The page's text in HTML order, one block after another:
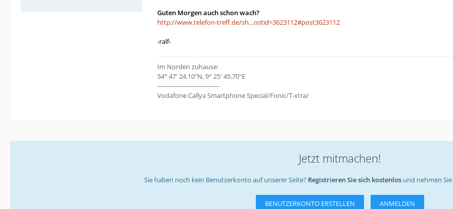
Guten Morgen auch schon wach?
http://www.telefon-treff.de/sh…ostid=3623112#post3623112
-ralf-
Im Norden zuhause:
54° 47' 24.10"N, 9° 25' 45.70"E
-------------------------------
Vodafone Callya Smartphone Special/Fonic/T-xtra/
Jetzt mitmachen!
Sie haben noch kein Benutzerkonto auf unserer Seite? Registrieren Sie sich kostenlos und nehmen
BENUTZERKONTO ERSTELLEN ANMELDEN